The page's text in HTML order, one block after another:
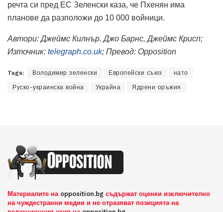
речта си пред ЕС Зеленски каза, че Пхенян има
планове да разположи до 10 000 войници.
Автори: Джеймс Килнър. Джо Барнс, Джеймс Крисп;
Източник: telegraph.co.uk; Превод: Opposition
Tags: Володимир зеленски Европейски съюз нато
Руско-украинска война Украйна Ядрени оръжия
Материалите на opposition.bg съдържат оценки изключително
на чуждестранни медии и не отразяват позицията на